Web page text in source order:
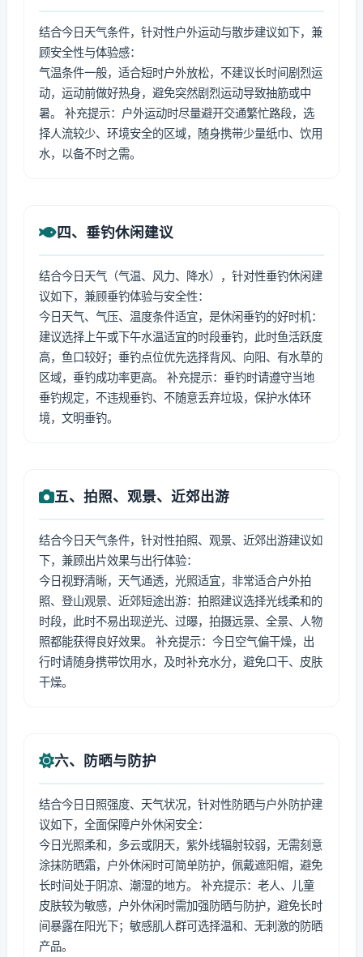
结合今日天气条件，针对性户外运动与散步建议如下，兼
顾安全性与体验感：
气温条件一般，适合短时户外放松，不建议长时间剧烈运
动，运动前做好热身，避免突然剧烈运动导致抽筋或中
暑。 补充提示：户外运动时尽量避开交通繁忙路段，选
择人流较少、环境安全的区域，随身携带少量纸巾、饮用
水，以备不时之需。
四、垂钓休闲建议
结合今日天气（气温、风力、降水），针对性垂钓休闲建
议如下，兼顾垂钓体验与安全性：
今日天气、气压、温度条件适宜，是休闲垂钓的好时机：
建议选择上午或下午水温适宜的时段垂钓，此时鱼活跃度
高，鱼口较好；垂钓点位优先选择背风、向阳、有水草的
区域，垂钓成功率更高。 补充提示：垂钓时请遵守当地
垂钓规定，不违规垂钓、不随意丢弃垃圾，保护水体环
境，文明垂钓。
五、拍照、观景、近郊出游
结合今日天气条件，针对性拍照、观景、近郊出游建议如
下，兼顾出片效果与出行体验：
今日视野清晰，天气通透，光照适宜，非常适合户外拍
照、登山观景、近郊短途出游：拍照建议选择光线柔和的
时段，此时不易出现逆光、过曝，拍摄远景、全景、人物
照都能获得良好效果。 补充提示：今日空气偏干燥，出
行时请随身携带饮用水，及时补充水分，避免口干、皮肤
干燥。
六、防晒与防护
结合今日日照强度、天气状况，针对性防晒与户外防护建
议如下，全面保障户外休闲安全：
今日光照柔和，多云或阴天，紫外线辐射较弱，无需刻意
涂抹防晒霜，户外休闲时可简单防护，佩戴遮阳帽，避免
长时间处于阴凉、潮湿的地方。 补充提示：老人、儿童
皮肤较为敏感，户外休闲时需加强防晒与防护，避免长时
间暴露在阳光下；敏感肌人群可选择温和、无刺激的防晒
产品。